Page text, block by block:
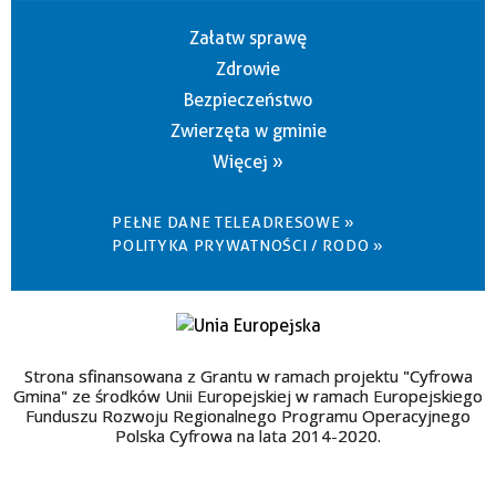
Załatw sprawę
Zdrowie
Bezpieczeństwo
Zwierzęta w gminie
Więcej »
PEŁNE DANE TELEADRESOWE »
POLITYKA PRYWATNOŚCI / RODO »
Strona sfinansowana z Grantu w ramach projektu "Cyfrowa
Gmina" ze środków Unii Europejskiej w ramach Europejskiego
Funduszu Rozwoju Regionalnego Programu Operacyjnego
Polska Cyfrowa na lata 2014-2020.